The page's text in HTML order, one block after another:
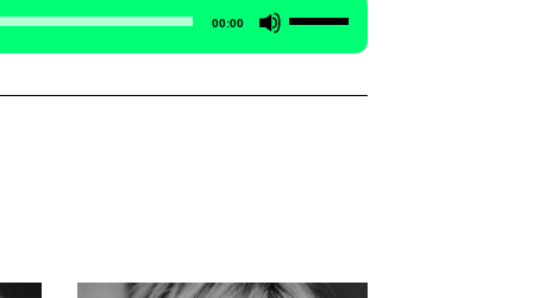
00:00
Gebruik
Omhoog/Omlaag
te